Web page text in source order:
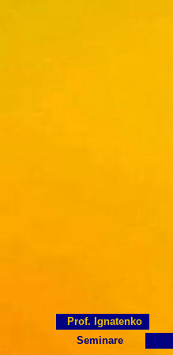
Prof. Ignatenko
Seminare